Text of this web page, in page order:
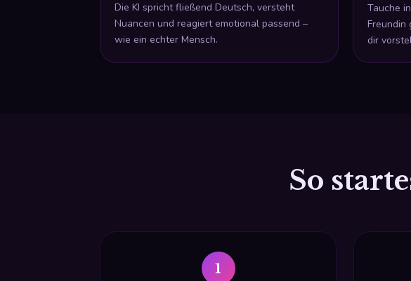
Die KI spricht fließend Deutsch, versteht
Nuancen und reagiert emotional passend –
wie ein echter Mensch.
Tauche
Freundin
dir
So
1